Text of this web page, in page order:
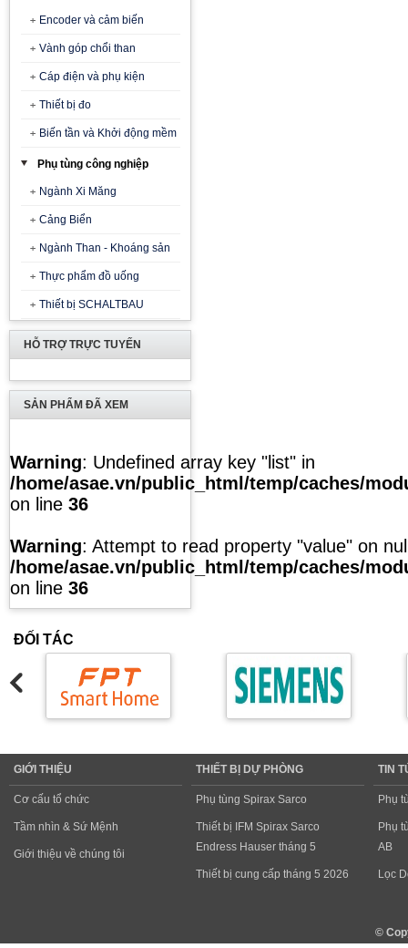
Encoder và cảm biến
Vành góp chổi than
Cáp điện và phụ kiện
Thiết bị đo
Biến tần và Khởi động mềm
Phụ tùng công nghiệp
Ngành Xi Măng
Cảng Biển
Ngành Than - Khoáng sản
Thực phẩm đồ uống
Thiết bị SCHALTBAU
HỖ TRỢ TRỰC TUYẾN
SẢN PHẨM ĐÃ XEM
Warning: Undefined array key "list" in
/home/asae.vn/public_html/temp/caches/
on line 36
Warning: Attempt to read property "value" on
/home/asae.vn/public_html/temp/caches/
on line 36
ĐỐI TÁC
GIỚI THIỆU
Cơ cấu tổ chức
Tầm nhìn & Sứ Mệnh
Giới thiệu về chúng tôi
THIẾT BỊ DỰ PHÒNG
Phụ tùng Spirax Sarco
Thiết bị IFM Spirax Sarco
Endress Hauser tháng 5
Thiết bị cung cấp tháng 5 2026
TIN
Phụ
Phụ
AB
Lọc
©